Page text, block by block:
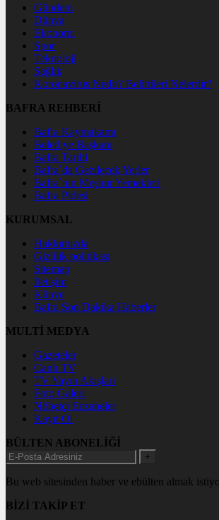
Gündem
Dünya
Ekonomi
Spor
Teknoloji
Sağlık
Koronavirüs Nedir? Belirtileri Nelerdir?
BAFRA REHBERİ
Bafra Kaymakamı
Belediye Başkanı
Bafra Tarihi
Bafra`da Gezilecek Yerler
Bafra`nın Meşhur Yemekleri
Bafra Pidesi
KURUMSAL
Hakkımızda
Gizlilik politikası
Sitemap
İletişim
Künye
Bafra Son Dakika Haberler
MULTİ MEDYA
Gazeteler
Canlı TV
TV Yayın Akışları
Foto Galeri
Nöbetçi Eczaneler
Kayıt Ol
BÜLTEN ABONELİĞİ
+
Bu web sitesinden haber ve ebülten almak
BİZİ TAKİP ET